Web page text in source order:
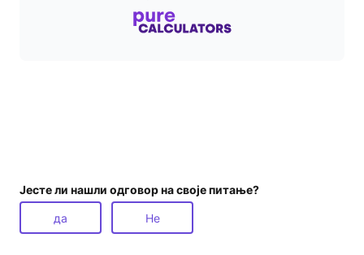
Јесте ли нашли одговор на своје питање?
да Не